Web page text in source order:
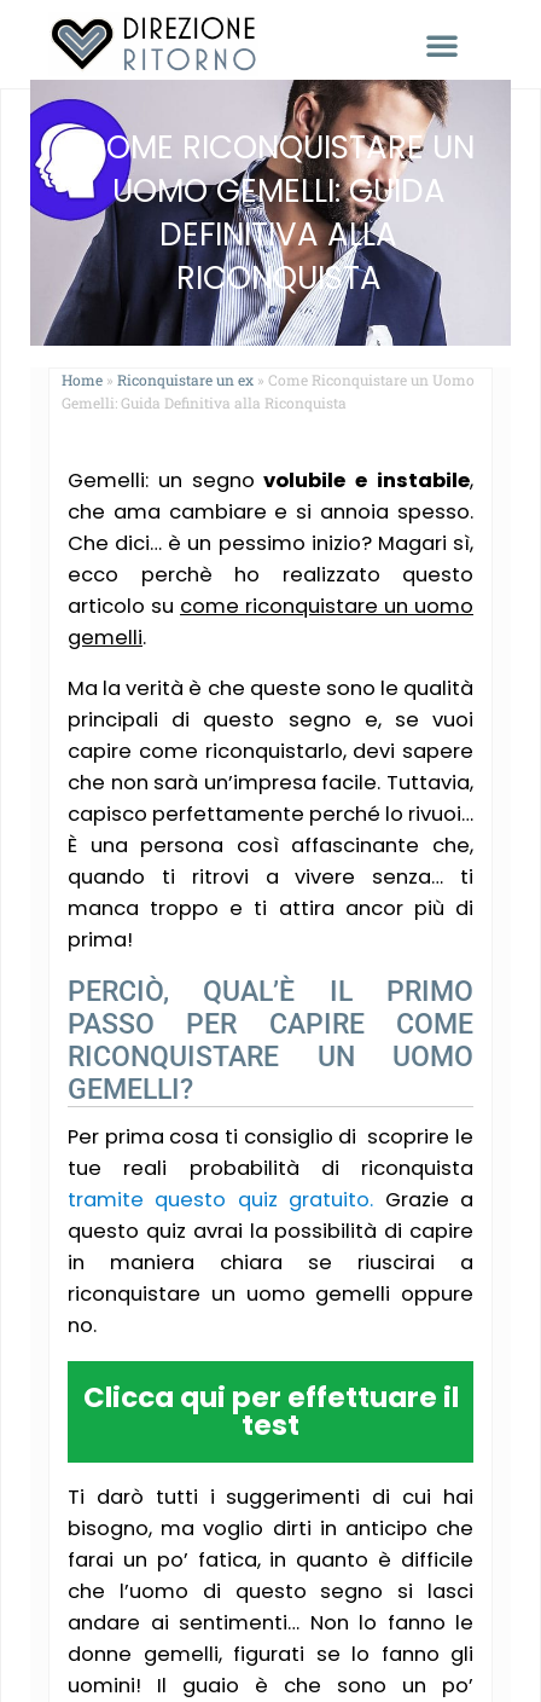
COME RICONQUISTARE UN
UOMO GEMELLI: GUIDA
DEFINITIVA ALLA
RICONQUISTA
Home » Riconquistare un ex » Come Riconquistare un Uomo
Gemelli: Guida Definitiva alla Riconquista
Gemelli: un segnovolubile e instabile,
che ama cambiare e si annoia spesso.
Che dici… è un pessimo inizio? Magari sì,
ecco perchè ho realizzato questo
articolo su come riconquistare un uomo
gemelli.
Ma la verità è che queste sono le qualità
principali di questo segno e, se vuoi
capire come riconquistarlo, devi sapere
che non sarà un’impresa facile. Tuttavia,
capisco perfettamente perché lo rivuoi…
È una persona così affascinante che,
quando ti ritrovi a vivere senza… ti
manca troppo e ti attira ancor più di
prima!
PERCIÒ, QUAL’È IL PRIMO
PASSO PER CAPIRE COME
RICONQUISTARE UN UOMO
GEMELLI?
Per prima cosa ti consiglio di scoprire le
tue reali probabilità di riconquista
tramite questo quiz gratuito. Grazie a
questo quiz avrai la possibilità di capire
in maniera chiara se riuscirai a
riconquistare un uomo gemelli oppure
no.
Clicca qui per effettuare il
test
Ti darò tutti i suggerimenti di cui hai
bisogno, ma voglio dirti in anticipo che
farai un po’ fatica, in quanto è difficile
che l’uomo di questo segno si lasci
andare ai sentimenti… Non lo fanno le
donne gemelli, figurati se lo fanno gli
uomini! Il guaio è che sono un po’